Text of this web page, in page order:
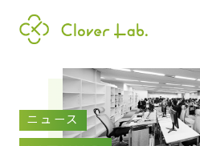
COMPANY
企業情報
ニュース